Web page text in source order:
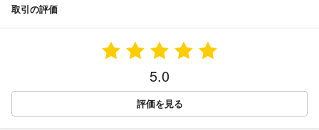
取引の評価
5.0
評価を見る